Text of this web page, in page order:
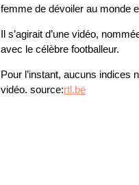
femme de dévoiler au monde
Il s’agirait d’une vidéo,
avec le célèbre footballeur.
Pour l’instant, aucuns indices
vidéo. source:rtl.be